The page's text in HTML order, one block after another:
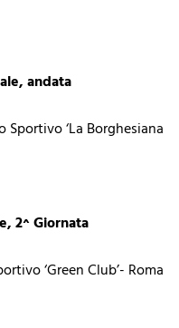
andata
Sportivo ‘La Borghesiana
2^ Giornata
‘Green Club’- Roma